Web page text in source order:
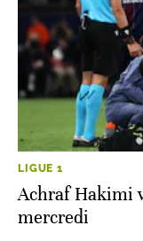
LIGUE 1
Achraf Hakimi
mercredi